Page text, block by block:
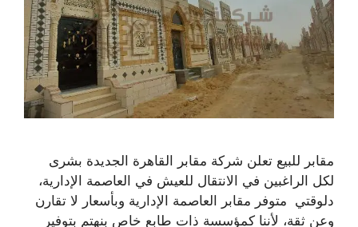
مقابر للبيع تعلن شركة مقابر القاهرة الجديدة بشرى
لكل الراغبين في الانتقال للعيش في العاصمة الإدارية،
دلوقتي متوفر مقابر العاصمة الإدارية وبأسعار لا تقارن
وعن ثقة، لأننا كمؤسسة ذات طابع خاص بنهتم بتوفير